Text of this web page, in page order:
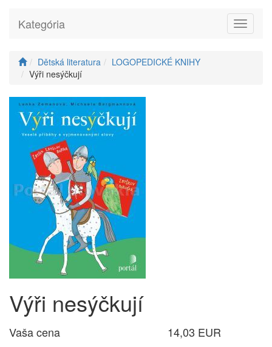
Toggle
Kategória
Dětská literatura
LOGOPEDICKÉ KNIHY
Výři nesýčkují
Výři nesýčkují
Vaša cena
14,03 EUR